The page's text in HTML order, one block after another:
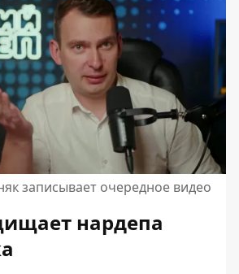
записывает очередное видео
нардепа